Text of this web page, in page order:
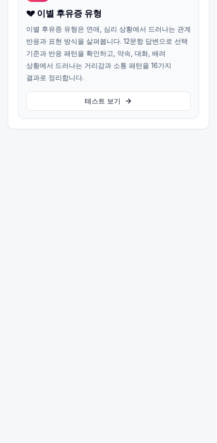
💔 이별 후유증 유형
이별 후유증 유형은 연애, 심리 상황에서 드러나는 관계
반응과 표현 방식을 살펴봅니다. 12문항 답변으로 선택
기준과 반응 패턴을 확인하고, 약속, 대화, 배려
상황에서 드러나는 거리감과 소통 패턴을 16가지
결과로 정리합니다.
테스트 보기